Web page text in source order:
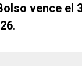
vence el
.